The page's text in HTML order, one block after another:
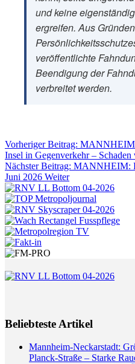
und keine
ergreifen. Aus
veröffentlichte
Beendigung der
verbreitet werden.
Vorheriger Beitrag:
Insel in Gegenverkehr –
Nächster Beitrag: MANNHEIM:
Juni 2026 Weiter
Beliebteste Artikel
Mannheim-Neckarstadt:
Planck-Straße – Starke